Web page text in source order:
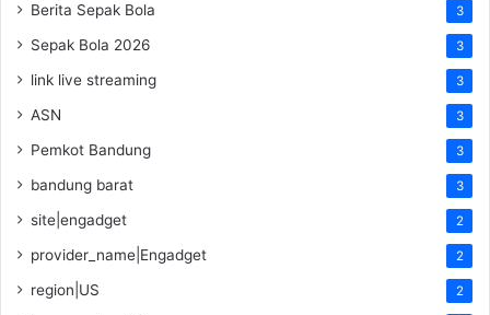
Berita Sepak Bola 3
Sepak Bola 2026 3
link live streaming 3
ASN 3
Pemkot Bandung 3
bandung barat 3
site|engadget 2
provider_name|Engadget 2
region|US 2